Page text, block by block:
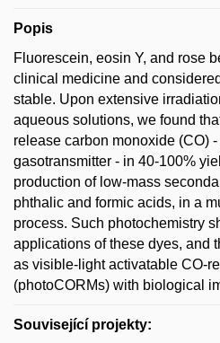
Popis
Fluorescein, eosin Y, and rose
clinical medicine and
stable. Upon extensive
aqueous solutions, we found
release carbon monoxide (CO)
gasotransmitter - in 40-100%
production of low-mass
phthalic and formic acids, in a
process. Such photochemistry
applications of these dyes, and
as visible-light activatable CO-
(photoCORMs) with biological
Související projekty: